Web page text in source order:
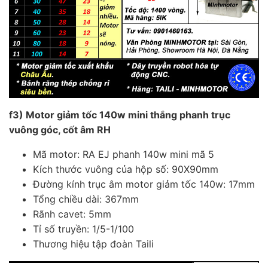
f3) Motor giảm tốc 140w mini thắng phanh trục
vuông góc, cốt âm RH
Mã motor: RA EJ phanh 140w mini mã 5
Kích thước vuông của hộp số: 90X90mm
Đường kính trục âm motor giảm tốc 140w: 17mm
Tổng chiều dài: 367mm
Rãnh cavet: 5mm
Tỉ số truyền: 1/5-1/100
Thương hiệu tập đoàn Taili